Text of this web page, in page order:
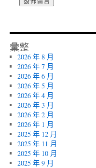
彙整
2026 年 8 月
2026 年 7 月
2026 年 6 月
2026 年 5 月
2026 年 4 月
2026 年 3 月
2026 年 2 月
2026 年 1 月
2025 年 12 月
2025 年 11 月
2025 年 10 月
2025 年 9 月